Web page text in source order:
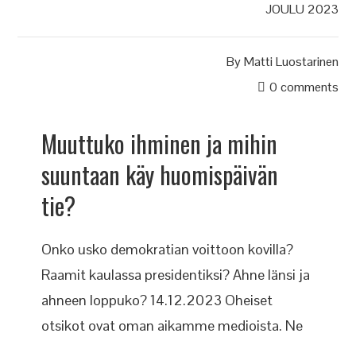
JOULU 2023
ByMatti Luostarinen
0 comments
Muuttuko ihminen ja mihin
suuntaan käy huomispäivän
tie?
Onko usko demokratian voittoon kovilla?
Raamit kaulassa presidentiksi? Ahne länsi ja
ahneen loppuko? 14.12.2023 Oheiset
otsikot ovat oman aikamme medioista. Ne